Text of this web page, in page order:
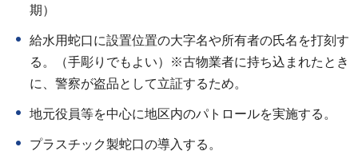
期）
給水用蛇口に設置位置の大字名や所有者の氏名を打刻す
る。（手彫りでもよい）※古物業者に持ち込まれたとき
に、警察が盗品として立証するため。
地元役員等を中心に地区内のパトロールを実施する。
プラスチック製蛇口の導入する。